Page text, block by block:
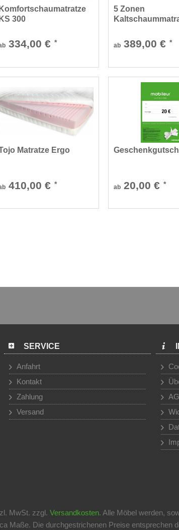
Komfortschaumatratze
KS 300
334,00 € *
5 Zonen
ab 389,00 € *
Matratze Ergo
410,00 € * ab 20,00 € *
SERVICE
Anfahrt
Kontakt
Zahlung
Versand
MwSt. zzgl. Versandkosten. Alle Möbel werden,
Maße. Die durchgestrichenen Preise entsprechen